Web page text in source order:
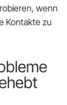
wenn
Kontakte zu